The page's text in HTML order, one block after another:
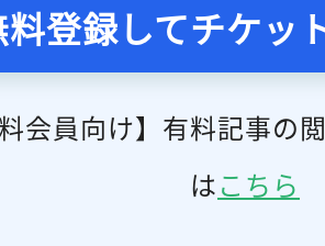
料登録してチケッ
料会員向け】有料記事の
はこちら